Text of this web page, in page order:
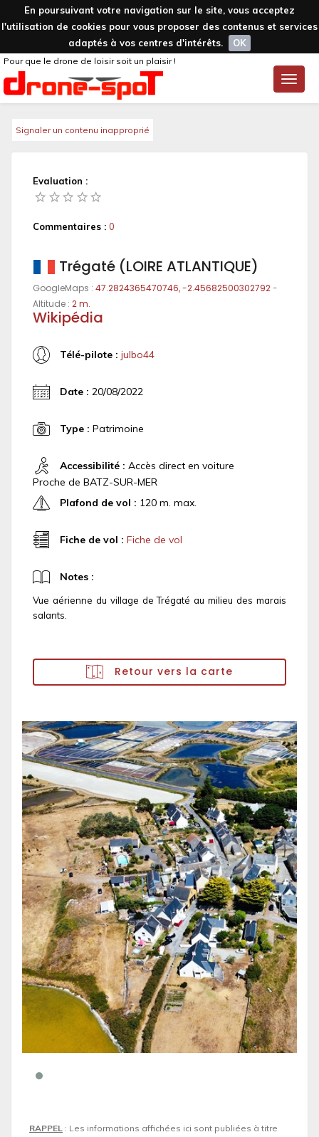
En poursuivant votre navigation sur le site, vous acceptez
l'utilisation de cookies pour vous proposer des contenus et services
adaptés à vos centres d'intérêts.
OK
Toggle
Pour que le drone de loisir soit un plaisir !
Signaler un contenu inapproprié
Evaluation :
Commentaires : 0
Trégaté (LOIRE ATLANTIQUE)
GoogleMaps : 47.2824365470746, -2.45682500302792-
Altitude : 2 m.
Wikipédia
Télé-pilote : julbo44
Date : 20/08/2022
Type : Patrimoine
Accessibilité : Accès direct en voiture
Proche de BATZ-SUR-MER
Plafond de vol : 120 m. max.
Fiche de vol : Fiche de vol
Notes :
Vue aérienne du village de Trégaté au milieu des marais
salants.
Retour vers la carte
RAPPEL : Les informations affichées ici sont publiées à titre